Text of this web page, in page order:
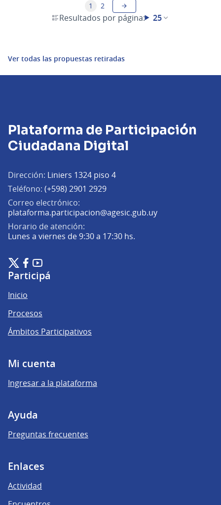
Resultados por página: 25
1 2
Ver todas las propuestas retiradas
Plataforma de Participación
Ciudadana Digital
Dirección: Liniers 1324 piso 4
Teléfono: (+598) 2901 2929
Correo electrónico:
plataforma.participacion@agesic.gub.uy(Abrir en una
Horario de atención:
Lunes a viernes de 9:30 a 17:30 hs.
Plataforma de Participación Ciudadana Digital en X
(Enlace externo)
Plataforma de Participación Ciudadana Digital en Facebook
(Enlace externo)
Plataforma de Participación Ciudadana Digital en
(Enlace externo)
Participá
Inicio
Procesos
Ámbitos Participativos
Mi cuenta
Ingresar a la plataforma
Ayuda
Preguntas frecuentes
Enlaces
Actividad